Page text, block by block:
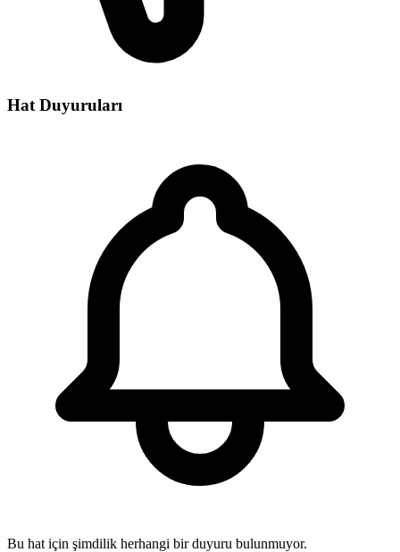
Hat Duyuruları
Bu hat için şimdilik herhangi bir duyuru bulunmuyor.